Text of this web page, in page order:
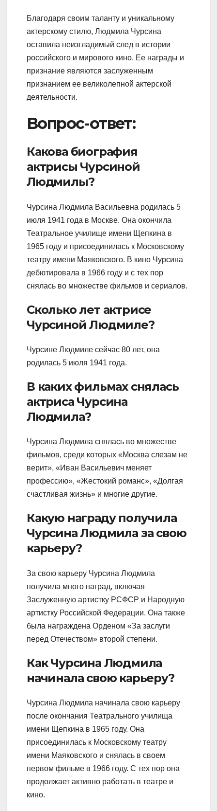
Благодаря своим таланту и уникальному
актерскому стилю, Людмила Чурсина
оставила неизгладимый след в истории
российского и мирового кино. Ее награды и
признание являются заслуженным
признанием ее великолепной актерской
деятельности.
Вопрос-ответ:
Какова биография
актрисы Чурсиной
Людмилы?
Чурсина Людмила Васильевна родилась 5
июля 1941 года в Москве. Она окончила
Театральное училище имени Щепкина в
1965 году и присоединилась к Московскому
театру имени Маяковского. В кино Чурсина
дебютировала в 1966 году и с тех пор
снялась во множестве фильмов и сериалов.
Сколько лет актрисе
Чурсиной Людмиле?
Чурсине Людмиле сейчас 80 лет, она
родилась 5 июля 1941 года.
В каких фильмах снялась
актриса Чурсина
Людмила?
Чурсина Людмила снялась во множестве
фильмов, среди которых «Москва слезам не
верит», «Иван Васильевич меняет
профессию», «Жестокий романс», «Долгая
счастливая жизнь» и многие другие.
Какую награду получила
Чурсина Людмила за свою
карьеру?
За свою карьеру Чурсина Людмила
получила много наград, включая
Заслуженную артистку РСФСР и Народную
артистку Российской Федерации. Она также
была награждена Орденом «За заслуги
перед Отечеством» второй степени.
Как Чурсина Людмила
начинала свою карьеру?
Чурсина Людмила начинала свою карьеру
после окончания Театрального училища
имени Щепкина в 1965 году. Она
присоединилась к Московскому театру
имени Маяковского и снялась в своем
первом фильме в 1966 году. С тех пор она
продолжает активно работать в театре и
кино.